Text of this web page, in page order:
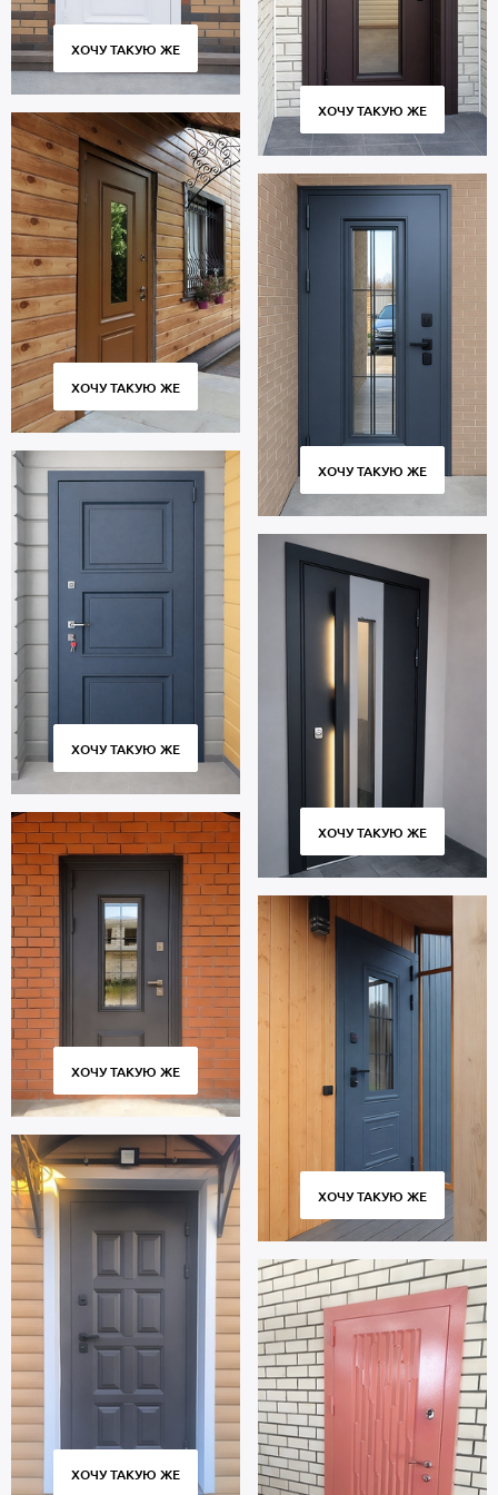
ХОЧУ ТАКУЮ ЖЕ
ХОЧУ ТАКУЮ ЖЕ
ХОЧУ ТАКУЮ ЖЕ
ХОЧУ ТАКУЮ ЖЕ
ХОЧУ ТАКУЮ ЖЕ
ХОЧУ ТАКУЮ ЖЕ
ХОЧУ ТАКУЮ ЖЕ
ХОЧУ ТАКУЮ ЖЕ
ХОЧУ ТАКУЮ ЖЕ